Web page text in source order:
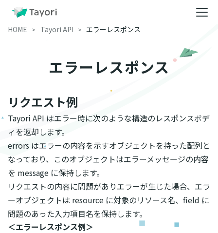
HOME Tayori API エラーレスポンス
エラーレスポンス
リクエスト例
Tayori API はエラー時に次のような構造のレスポンスボデ
ィを返却します。
errors はエラーの内容を示すオブジェクトを持った配列と
なっており、このオブジェクトはエラーメッセージの内容
を message に保持します。
リクエストの内容に問題がありエラーが生じた場合、エラ
ーオブジェクトは resource に対象のリソース名、field に
問題のあった入力項目名を保持します。
＜エラーレスポンス例＞